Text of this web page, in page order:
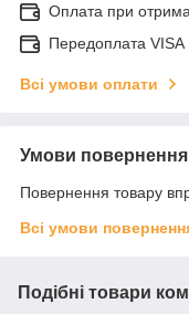
Оплата при
Передоплата VISA
Всі умови оплати
Умови повернення
Повернення товару
Всі умови
Подібні товари